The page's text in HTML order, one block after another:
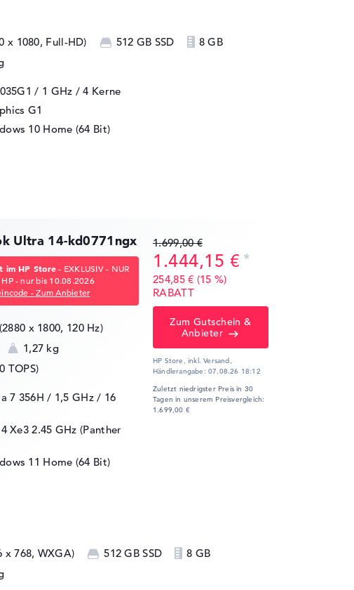
x 1080, Full-HD) 512 GB SSD
8 GB
/ 1 GHz / 4 Kerne
G1
10 Home (64 Bit)
Ultra 14-kd0771ngx
im HP Store- EXKLUSIV - NUR
HP - nur bis 10.08.2026
- Zum Anbieter
x 1800, 120 Hz)
1,27 kg
TOPS)
7 356H / 1,5 GHz/ 16
Xe3 2.45 GHz (Panther
11 Home (64 Bit)
1.699,00 €
1.444,15 €
254,85 € (15 %)
RABATT
Zum Gutschein &
Anbieter
HP Store, inkl. Versand,
Händlerangabe: 07.08.26 18:12
Zuletzt niedrigster Preis in 30
Tagen in unserem Preisvergleich:
1.699,00 €
x 768, WXGA) 512 GB SSD
8 GB